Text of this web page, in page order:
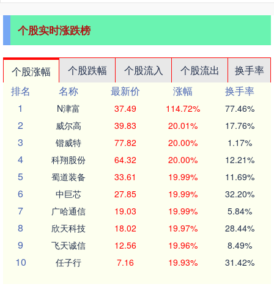
个股实时涨跌榜
个股涨幅 个股跌幅 个股流入 个股流出
换手率
排名
名称 最新价 涨幅
换手率
1
N津富 37.49 114.72% 77.46%
2 威尔高 39.83 20.01% 17.76%
3 锴威特 77.82 20.00% 1.17%
4 科翔股份 64.32 20.00% 12.21%
5 蜀道装备 33.61 19.99% 11.69%
6 中巨芯 27.85 19.99% 32.20%
7 广哈通信 19.03 19.99% 5.84%
8 欣天科技 18.02 19.97% 28.44%
9 飞天诚信 12.56 19.96% 8.49%
10 任子行 7.16 19.93% 31.42%